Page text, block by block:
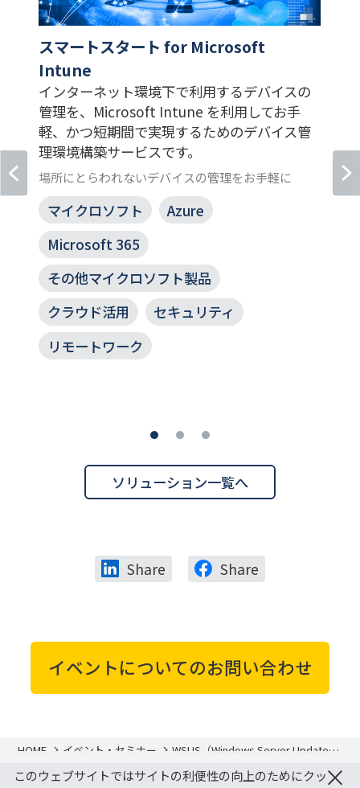
スマートスタート for Microsoft
Intune
インターネット環境下で利用するデバイスの
管理を、Microsoft Intune を利用してお手
軽、かつ短期間で実現するためのデバイス管
理環境構築サービスです。
場所にとらわれないデバイスの管理をお手軽に
マイクロソフト
Azure
Microsoft 365
その他マイクロソフト製品
クラウド活用
セキュリティ
リモートワーク
ソリューション一覧へ
Share Share
イベントについてのお問い合わせ
HOME イベント・セミナー WSUS（Windows Server Update
ご提案 ～各製品との比較と
このウェブサイトではサイトの利便性の向上のためにクッ×